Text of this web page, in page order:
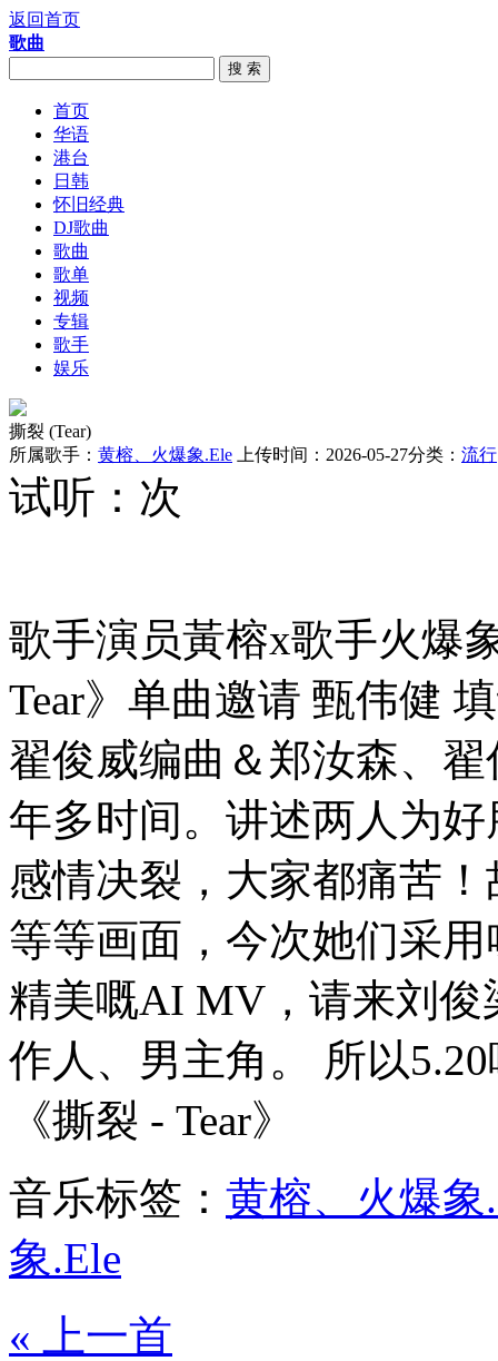
返回首页
歌曲
搜 索
首页
华语
港台
日韩
怀旧经典
DJ歌曲
歌曲
歌单
视频
专辑
歌手
娱乐
撕裂 (Tear)
所属歌手： 黄榕、火爆象.Ele 上传时间：2026-05-27分类： 流行
试听： 次
歌手演员黃榕x歌手火爆
Tear》单曲邀请 甄伟健
翟俊威编曲＆郑汝森、
年多时间。讲述两人为
感情决裂，大家都痛苦
等等画面，今次她们采
精美嘅AI MV，请来刘俊
作人、男主角。 所以
《撕裂 - Tear》
音乐标签： 黄榕、火爆象
象.Ele
« 上一首